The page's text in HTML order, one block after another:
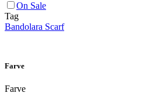
On Sale
Tag
Bandolara Scarf
Farve
Farve